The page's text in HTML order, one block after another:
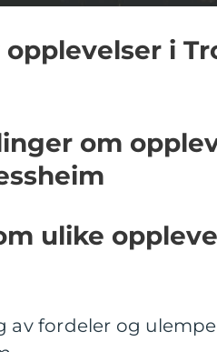
i
om
ulike
fordeler og